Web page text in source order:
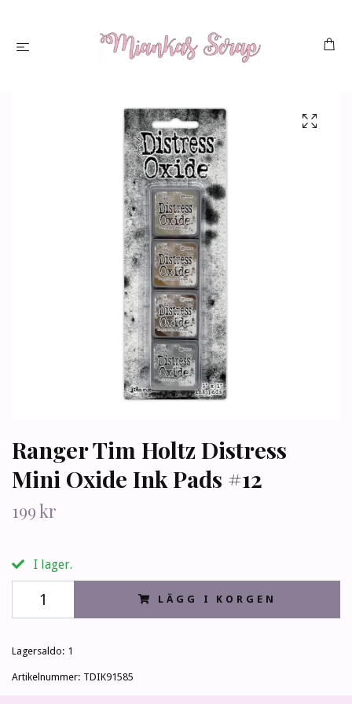
Ranger Tim Holtz Distress
Mini Oxide Ink Pads #12
199 kr
I lager.
LÄGG I KORGEN
Lagersaldo: 1
Artikelnummer: TDIK91585